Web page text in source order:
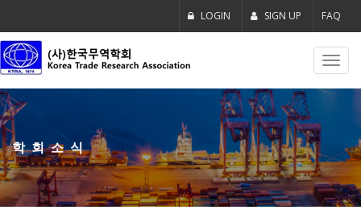
LOGIN SIGN UP FAQ
학회소식